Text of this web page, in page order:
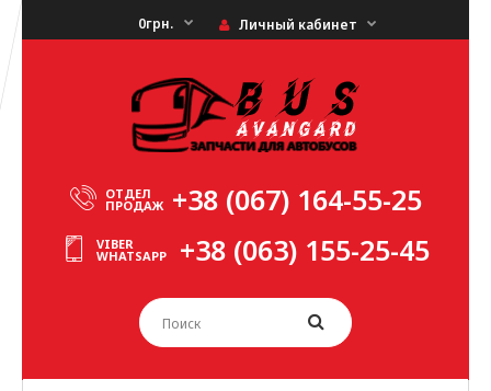
0грн. Личный кабинет
ОТДЕЛ
ПРОДАЖ +38 (067) 164-55-25
VIBER
WHATSAPP +38 (063) 155-25-45